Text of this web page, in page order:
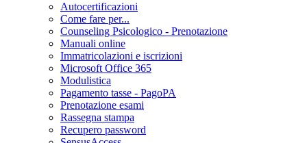
Autocertificazioni
Come fare per...
Counseling Psicologico - Prenotazione
Manuali online
Immatricolazioni e iscrizioni
Microsoft Office 365
Modulistica
Pagamento tasse - PagoPA
Prenotazione esami
Rassegna stampa
Recupero password